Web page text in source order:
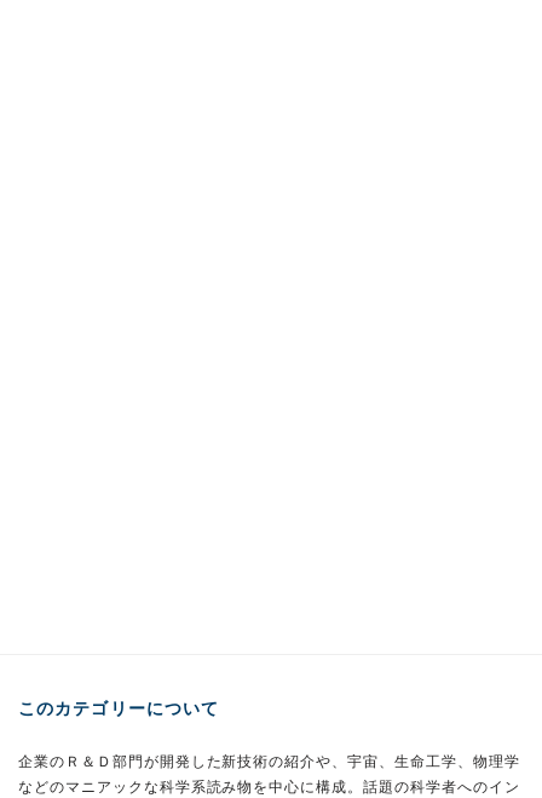
このカテゴリーについて
企業のＲ＆Ｄ部門が開発した新技術の紹介や、宇宙、生命工学、物理学
などのマニアックな科学系読み物を中心に構成。話題の科学者へのイン